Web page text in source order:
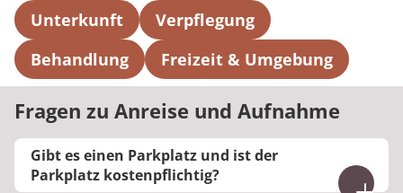
Unterkunft
Verpflegung
Behandlung
Freizeit & Umgebung
Fragen zu Anreise und Aufnahme
Gibt es einen Parkplatz und ist der
Parkplatz kostenpflichtig?